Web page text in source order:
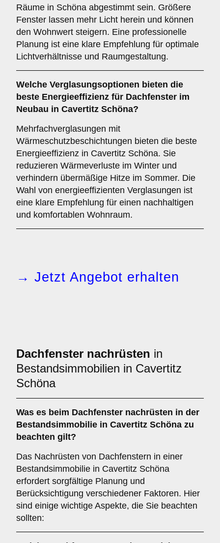
Räume in Schöna abgestimmt sein. Größere
Fenster lassen mehr Licht herein und können
den Wohnwert steigern. Eine professionelle
Planung ist eine klare Empfehlung für optimale
Lichtverhältnisse und Raumgestaltung.
Welche Verglasungsoptionen bieten die
beste Energieeffizienz für Dachfenster im
Neubau in Cavertitz Schöna?
Mehrfachverglasungen mit
Wärmeschutzbeschichtungen bieten die beste
Energieeffizienz in Cavertitz Schöna. Sie
reduzieren Wärmeverluste im Winter und
verhindern übermäßige Hitze im Sommer. Die
Wahl von energieeffizienten Verglasungen ist
eine klare Empfehlung für einen nachhaltigen
und komfortablen Wohnraum.
→ Jetzt Angebot erhalten
Dachfenster nachrüsten in
Bestandsimmobilien in Cavertitz
Schöna
Was es beim Dachfenster nachrüsten in der
Bestandsimmobilie in Cavertitz Schöna zu
beachten gilt?
Das Nachrüsten von Dachfenstern in einer
Bestandsimmobilie in Cavertitz Schöna
erfordert sorgfältige Planung und
Berücksichtigung verschiedener Faktoren. Hier
sind einige wichtige Aspekte, die Sie beachten
sollten: